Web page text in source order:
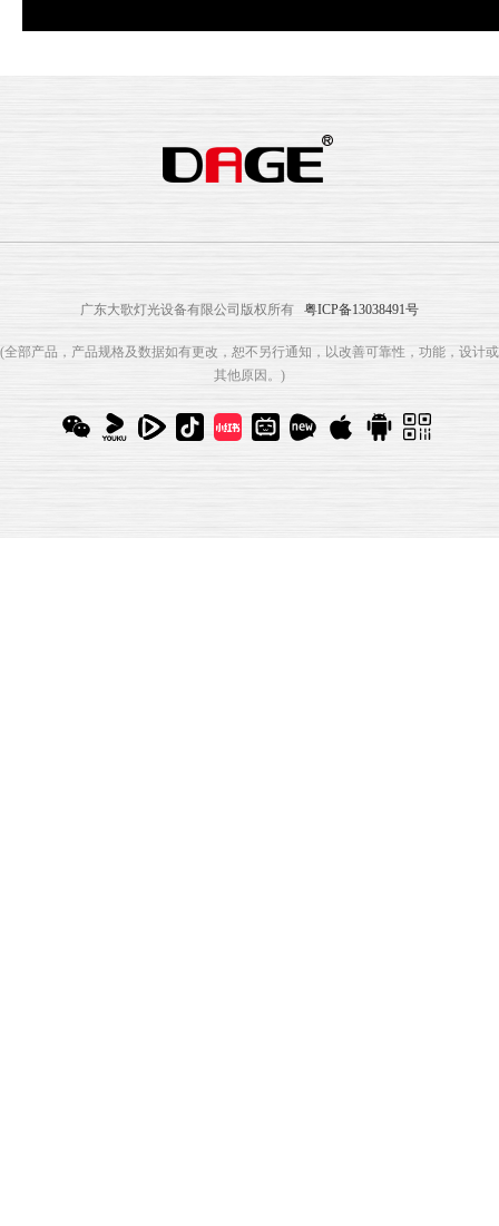
广东大歌灯光设备有限公司版权所有 粤ICP备13038491号
(全部产品，产品规格及数据如有更改，恕不另行通知，以改善可靠性，功能，设计或
其他原因。)